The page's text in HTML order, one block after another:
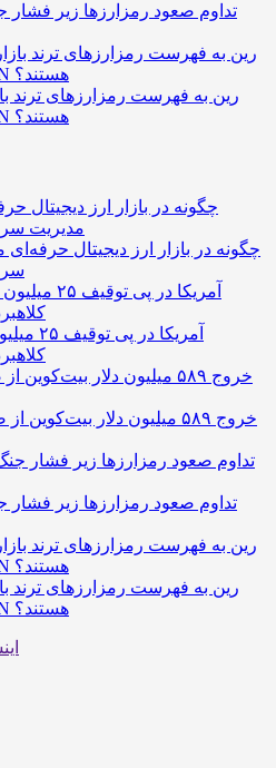
تداوم صعود رمزارزها زیر
رین به فهرست رمزارزهای ترند
پشت صعود قیمت RAIN هستند؟
چگونه در بازار ارز دیجیتال
آمریکا
خروج ۵۸۹ میلیون دلار
تداوم صعود رمزارزها زیر
رین به فهرست رمزارزهای ترند
پشت صعود قیمت RAIN هستند؟